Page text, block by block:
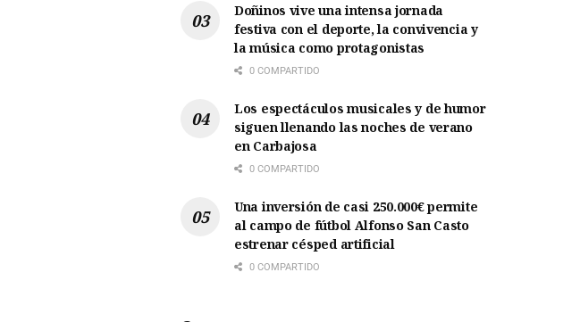
Doñinos vive una intensa jornada
festiva con el deporte, la convivencia y
la música como protagonistas
0 COMPARTIDO
Los espectáculos musicales y de humor
siguen llenando las noches de verano
en Carbajosa
0 COMPARTIDO
Una inversión de casi 250.000€ permite
al campo de fútbol Alfonso San Casto
estrenar césped artificial
0 COMPARTIDO